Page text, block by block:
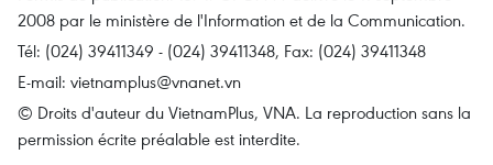
2008 par le ministère de l'Information et de la Communication.
Tél: (024) 39411349 - (024) 39411348, Fax: (024) 39411348
E-mail: vietnamplus@vnanet.vn
© Droits d'auteur du VietnamPlus, VNA. La reproduction sans la
permission écrite préalable est interdite.